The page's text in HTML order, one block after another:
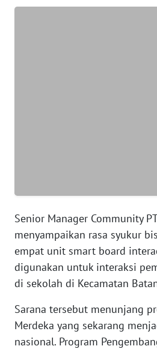
Senior Manager Community
menyampaikan rasa syukur
empat unit smart board
digunakan untuk interaksi
di sekolah di Kecamatan
Sarana tersebut menunjang
Merdeka yang sekarang
nasional. Program
JABAR
WN
BARAT
WN
RIAU
SERAMBI